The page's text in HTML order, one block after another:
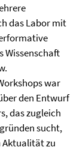
das Labor mit
Wissenschaft
war
den Entwurf
das zugleich
sucht,
Aktualität zu